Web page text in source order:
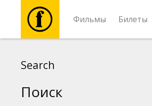
Фильмы Билеты
Search
Поиск